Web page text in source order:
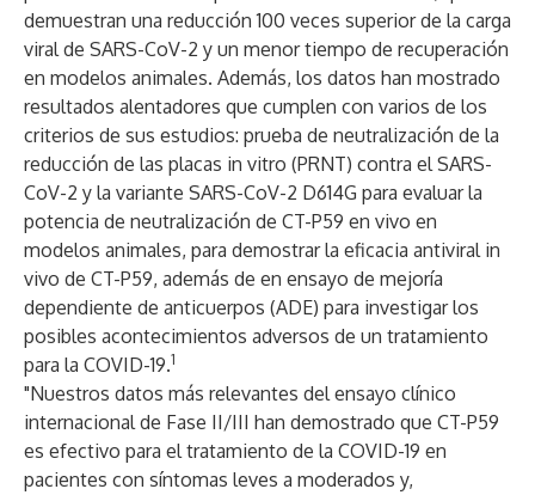
demuestran una reducción 100 veces superior de la carga
viral de SARS-CoV-2 y un menor tiempo de recuperación
en modelos animales. Además, los datos han mostrado
resultados alentadores que cumplen con varios de los
criterios de sus estudios: prueba de neutralización de la
reducción de las placas in vitro (PRNT) contra el SARS-
CoV-2 y la variante SARS-CoV-2 D614G para evaluar la
potencia de neutralización de CT-P59 en vivo en
modelos animales, para demostrar la eficacia antiviral in
vivo de CT-P59, además de en ensayo de mejoría
dependiente de anticuerpos (ADE) para investigar los
posibles acontecimientos adversos de un tratamiento
para la COVID-19.1
"Nuestros datos más relevantes del ensayo clínico
internacional de Fase II/III han demostrado que CT-P59
es efectivo para el tratamiento de la COVID-19 en
pacientes con síntomas leves a moderados y,